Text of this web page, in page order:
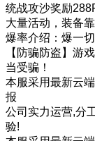
统战攻沙奖励
大量活动，装备
爆率介绍：爆一
【防骗防盗】游
当受骗！
本服采用最新云
报
公司实力运营,分
验!